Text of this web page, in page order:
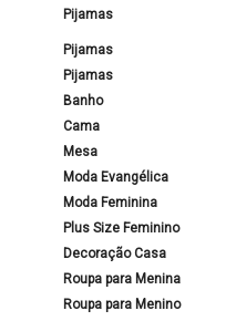
Pijamas
Pijamas
Pijamas
Banho
Cama
Mesa
Moda Evangélica
Moda Feminina
Plus Size Feminino
Decoração Casa
Roupa para Menina
Roupa para Menino